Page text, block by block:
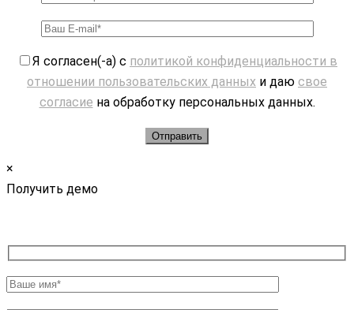
Я согласен(-а) с политикой конфиденциальности в
отношении пользовательских данных и даю свое
согласие на обработку персональных данных.
×
Получить демо